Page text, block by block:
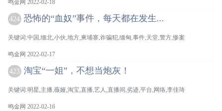
鸣金网 2022-02-18
424 恐怖的“血奴”事件，每天都在发生...
关键词:中国,缅北,小伙,地方,柬埔寨,诈骗犯,缅甸,事件,天堂,警方,惨案
鸣金网 2022-02-17
423 淘宝“一姐”，不想当炮灰！
关键词:明星,主播,薇娅,淘宝,直播,艺人,直播间,劣迹,平台,网络,李佳琦
鸣金网 2022-02-16